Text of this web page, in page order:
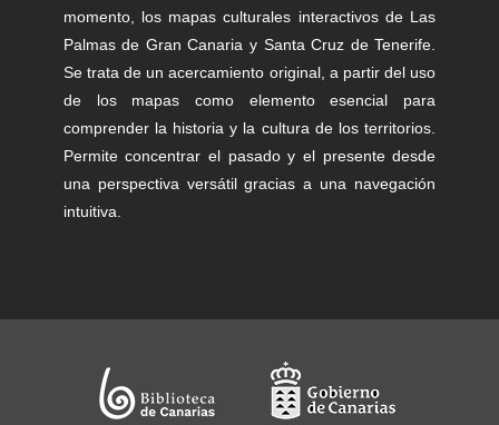
momento, los mapas culturales interactivos de Las
Palmas de Gran Canaria y Santa Cruz de Tenerife.
Se trata de un acercamiento original, a partir del uso
de los mapas como elemento esencial para
comprender la historia y la cultura de los territorios.
Permite concentrar el pasado y el presente desde
una perspectiva versátil gracias a una navegación
intuitiva.